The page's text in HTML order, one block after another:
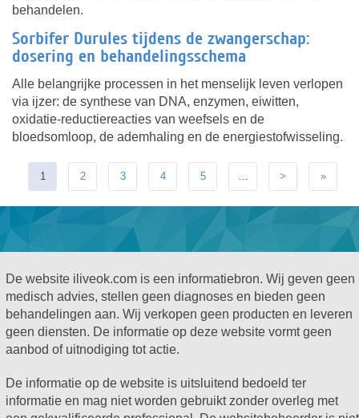
behandelen.
Sorbifer Durules tijdens de zwangerschap:
dosering en behandelingsschema
Alle belangrijke processen in het menselijk leven verlopen
via ijzer: de synthese van DNA, enzymen, eiwitten,
oxidatie-reductiereacties van weefsels en de
bloedsomloop, de ademhaling en de energiestofwisseling.
1 2 3 4 5 … > »
De website iliveok.com is een informatiebron. Wij geven geen
medisch advies, stellen geen diagnoses en bieden geen
behandelingen aan. Wij verkopen geen producten en leveren
geen diensten. De informatie op deze website vormt geen
aanbod of uitnodiging tot actie.
De informatie op de website is uitsluitend bedoeld ter
informatie en mag niet worden gebruikt zonder overleg met